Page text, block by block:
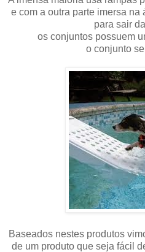
e com a outra parte imersa
para sair
os conjuntos possuem
o conjunto
Baseados nestes produtos
de um produto que seja fácil